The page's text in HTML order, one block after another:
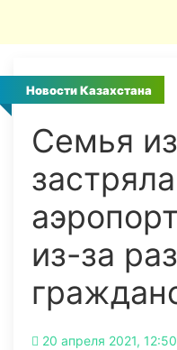
Новости Казахстана
Семья
из-за
20 апреля 2021, 12:50